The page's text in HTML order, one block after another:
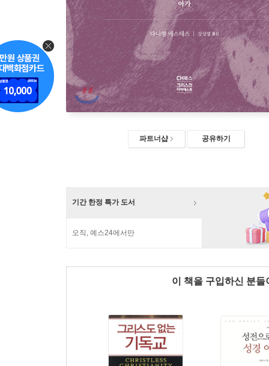
파트너샵 공유하기
기간 한정 특가 도서
오직, 예스24에서만
이 책을 구입하신 분